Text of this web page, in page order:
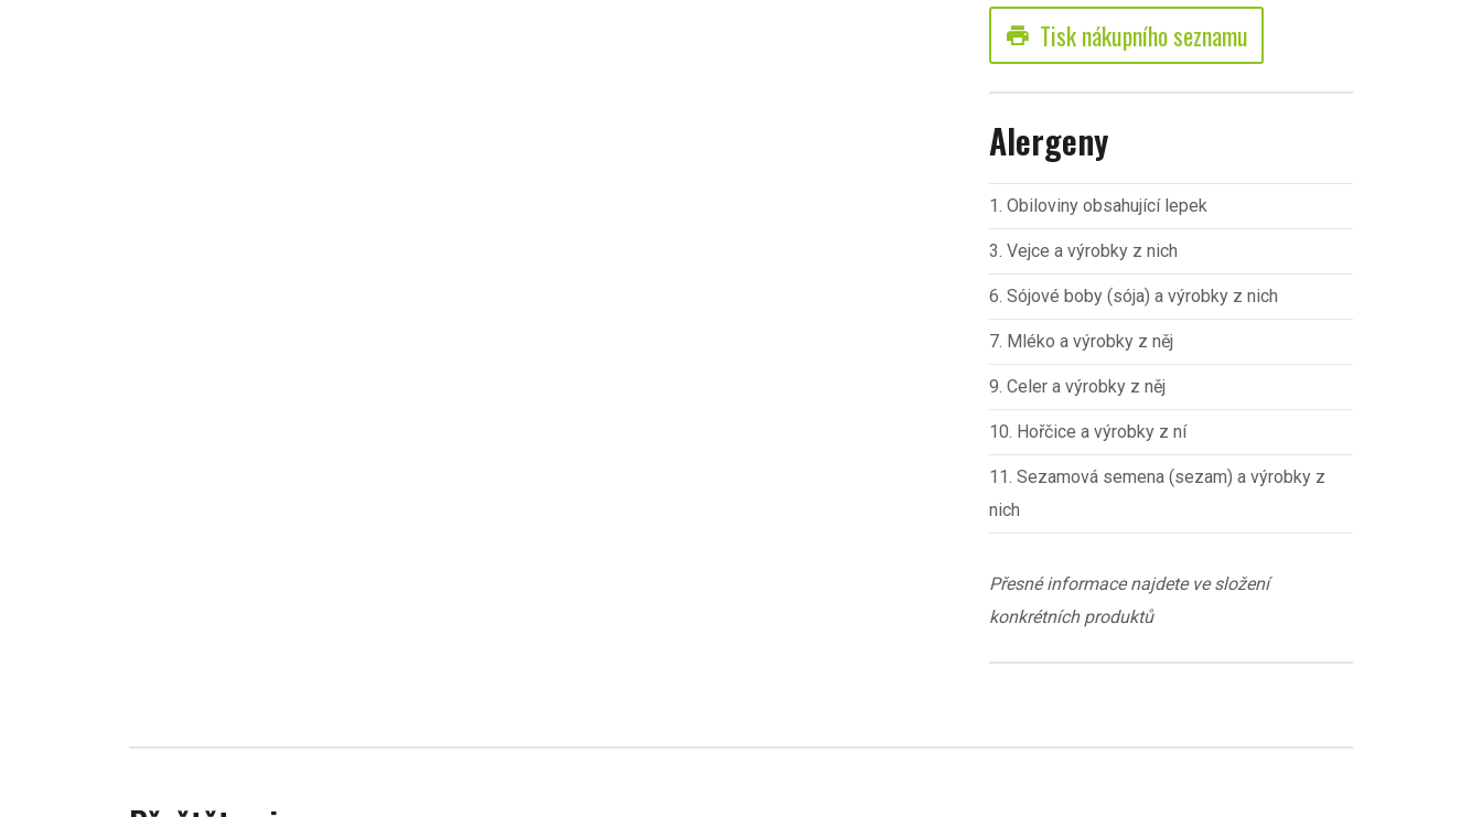
print Tisk nákupního seznamu
Alergeny
1. Obiloviny obsahující lepek
3. Vejce a výrobky z nich
6. Sójové boby (sója) a výrobky z nich
7. Mléko a výrobky z něj
9. Celer a výrobky z něj
10. Hořčice a výrobky z ní
11. Sezamová semena (sezam) a výrobky z
nich
Přesné informace najdete ve složení
konkrétních produktů